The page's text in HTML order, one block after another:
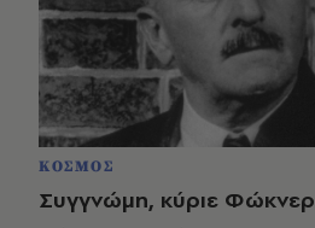
ΚΟΣΜΟΣ
Συγγνώμη, κύριε Φώκνερ